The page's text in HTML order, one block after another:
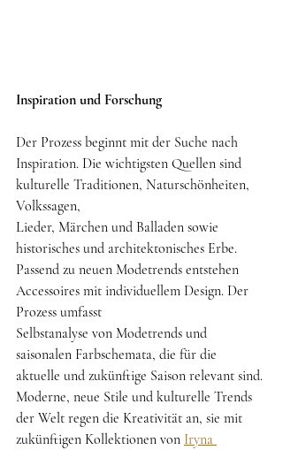
Inspiration und Forschung
Der Prozess beginnt mit der Suche nach
Inspiration. Die wichtigsten Quellen sind
kulturelle Traditionen, Naturschönheiten,
Volkssagen,
Lieder, Märchen und Balladen sowie
historisches und architektonisches Erbe.
Passend zu neuen Modetrends entstehen
Accessoires mit individuellem Design. Der
Prozess umfasst
Selbstanalyse von Modetrends und
saisonalen Farbschemata, die für die
aktuelle und zukünftige Saison relevant sind.
Moderne, neue Stile und kulturelle Trends
der Welt regen die Kreativität an, sie mit
zukünftigen Kollektionen von Iryna